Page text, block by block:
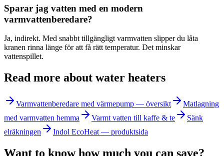
Sparar jag vatten med en modern
varmvattenberedare?
Ja, indirekt. Med snabbt tillgängligt varmvatten slipper du låta
kranen rinna länge för att få rätt temperatur. Det minskar
vattenspillet.
Read more about water heaters
Varmvattenberedare med värmepump — översikt
Matlagning
med varmvatten hemma
Varmt vatten till kaffe & te
Sänk
elräkningen
Indol EcoHeat — produktsida
Want to know how much you can save?